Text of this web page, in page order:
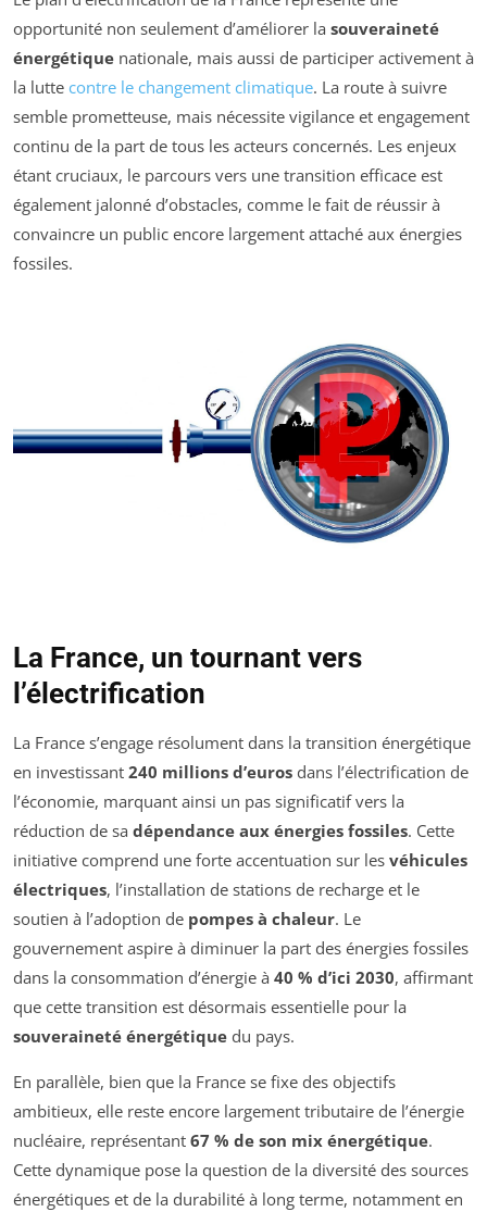
opportunité non seulement d’améliorer la souveraineté
énergétique nationale, mais aussi de participer activement à
la lutte contre le changement climatique. La route à suivre
semble prometteuse, mais nécessite vigilance et engagement
continu de la part de tous les acteurs concernés. Les enjeux
étant cruciaux, le parcours vers une transition efficace est
également jalonné d’obstacles, comme le fait de réussir à
convaincre un public encore largement attaché aux énergies
fossiles.
La France, un tournant vers
l’électrification
La France s’engage résolument dans la transition énergétique
en investissant 240 millions d’euros dans l’électrification de
l’économie, marquant ainsi un pas significatif vers la
réduction de sa dépendance aux énergies fossiles. Cette
initiative comprend une forte accentuation sur les véhicules
électriques, l’installation de stations de recharge et le
soutien à l’adoption de pompes à chaleur. Le
gouvernement aspire à diminuer la part des énergies fossiles
dans la consommation d’énergie à 40 % d’ici 2030, affirmant
que cette transition est désormais essentielle pour la
souveraineté énergétique du pays.
En parallèle, bien que la France se fixe des objectifs
ambitieux, elle reste encore largement tributaire de l’énergie
nucléaire, représentant 67 % de son mix énergétique.
Cette dynamique pose la question de la diversité des sources
énergétiques et de la durabilité à long terme, notamment en